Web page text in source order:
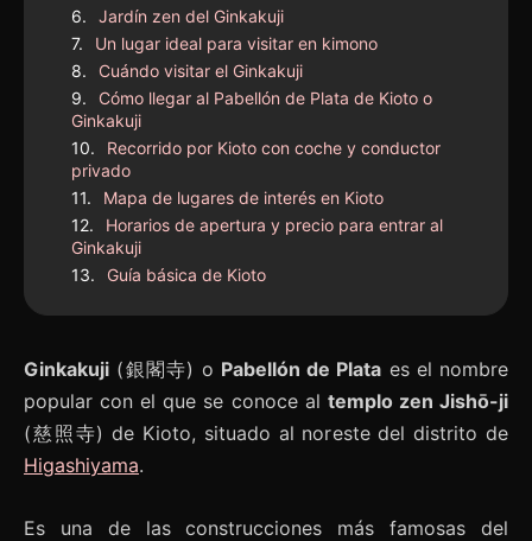
Jardín zen del Ginkakuji
Un lugar ideal para visitar en kimono
Cuándo visitar el Ginkakuji
Cómo llegar al Pabellón de Plata de Kioto o
Ginkakuji
Recorrido por Kioto con coche y conductor
privado
Mapa de lugares de interés en Kioto
Horarios de apertura y precio para entrar al
Ginkakuji
Guía básica de Kioto
Ginkakuji (銀閣寺) o Pabellón de Plata es el nombre
popular con el que se conoce al templo zen Jishō-ji
(慈照寺) de Kioto, situado al noreste del distrito de
Higashiyama.
Es una de las construcciones más famosas del